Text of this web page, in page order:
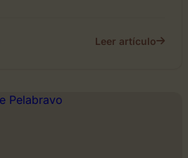
Leer artículo